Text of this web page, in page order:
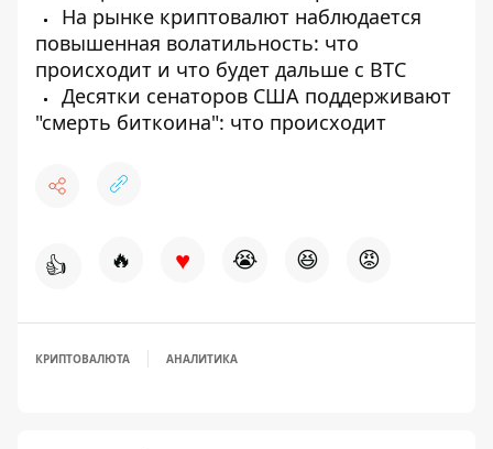
На рынке криптовалют наблюдается
повышенная волатильность: что
происходит и что будет дальше с BTC
Десятки сенаторов США поддерживают
"смерть биткоина": что происходит
👍 🔥 ♥ 😭 😆 😡
КРИПТОВАЛЮТА АНАЛИТИКА